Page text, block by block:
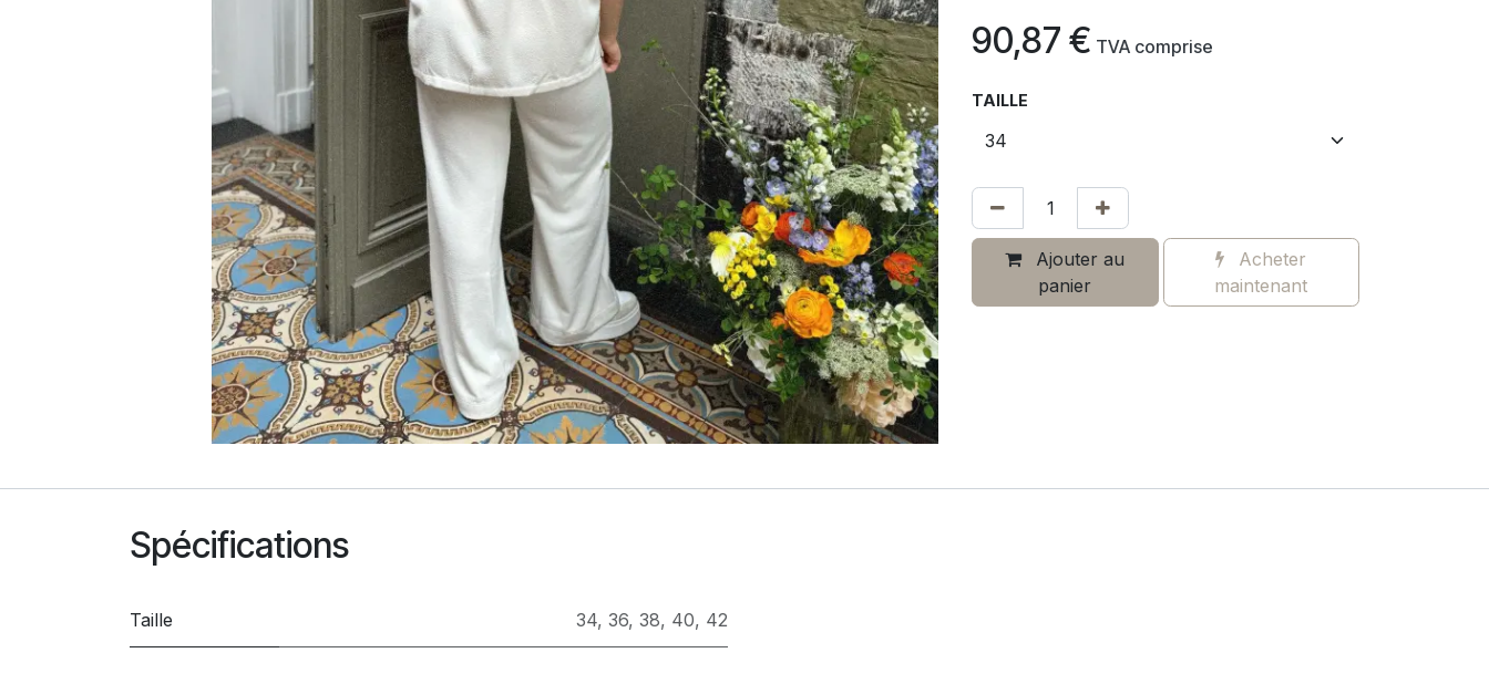
90,87 € TVA comprise
TAILLE
Ajouter au
panier
Acheter
maintenant
Spécifications
Taille 34, 36, 38, 40, 42